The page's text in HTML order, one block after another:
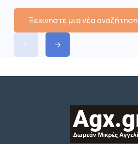
Ξεκινήστε μια νέα αναζήτηση